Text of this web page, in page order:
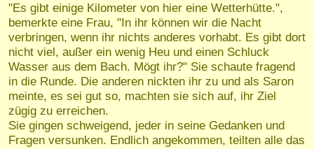
"Es gibt einige Kilometer von hier eine Wetterhütte.",
bemerkte eine Frau, "In ihr können wir die Nacht
verbringen, wenn ihr nichts anderes vorhabt. Es gibt dort
nicht viel, außer ein wenig Heu und einen Schluck
Wasser aus dem Bach. Mögt ihr?" Sie schaute fragend
in die Runde. Die anderen nickten ihr zu und als Saron
meinte, es sei gut so, machten sie sich auf, ihr Ziel
zügig zu erreichen.
Sie gingen schweigend, jeder in seine Gedanken und
Fragen versunken. Endlich angekommen, teilten alle das